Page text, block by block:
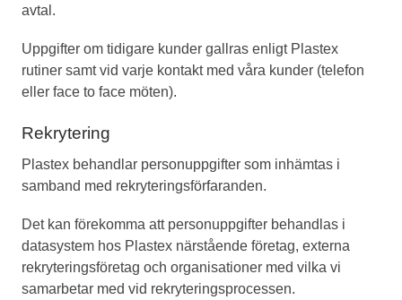
avtal.
Uppgifter om tidigare kunder gallras enligt Plastex
rutiner samt vid varje kontakt med våra kunder (telefon
eller face to face möten).
Rekrytering
Plastex behandlar personuppgifter som inhämtas i
samband med rekryteringsförfaranden.
Det kan förekomma att personuppgifter behandlas i
datasystem hos Plastex närstående företag, externa
rekryteringsföretag och organisationer med vilka vi
samarbetar med vid rekryteringsprocessen.